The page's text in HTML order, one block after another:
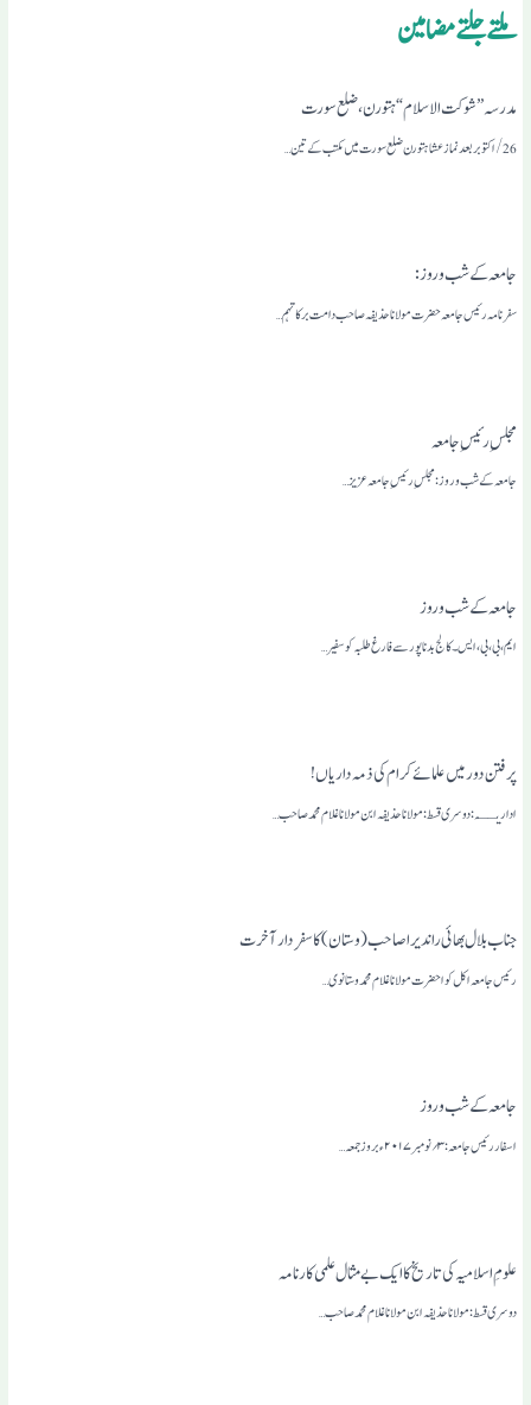
ملتے جلتے مضامین
مدرسہ ”شوکت الاسلام “ہتورن، ضلع سورت
26/اکتوبربعد نمازعشا ہتورن ضلع سورت میں مکتب کے تین…
جامعہ کے شب و روز:
سفر نامہ رئیس جامعہ حضرت مولاناحذیفہ صاحب دامت برکاتہم …
مجلس ِرئیس ِجامعہ
جامعہ کے شب و روز: مجلس ِرئیس ِجامعہ عزیز…
جامعہ کے شب وروز
ایم، بی،بی،ایس۔ کالج بد ناپور سے فارغ طلبہ کو سفیر…
پرفتن دور میں علمائے کرام کی ذمہ داریاں!
اداریــہ: دوسری قسط: مولانا حذیفہ ابن مولانا غلام محمد صاحب…
جناب بلال بھائی راندیرا صاحب (وستان) کا سفرِ دار آخرت
رئیس جامعہ اکل کوا حضرت مولانا غلام محمد وستانوی…
جامعہ کے شب وروز
اسفار رئیس جامعہ : ۳؍ نومبر ۲۰۱۷ء بروز جمعہ…
علومِ اسلامیہ کی تاریخ کا ایک بے مثال علمی کارنامہ
دوسری قسط : مولانا حذیفہ ابن مولانا غلام محمد صاحب…